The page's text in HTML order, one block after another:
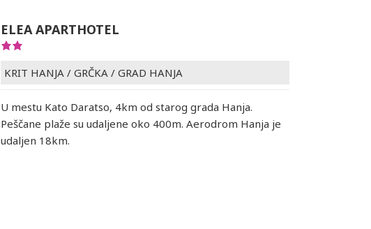
ELEA APARTHOTEL
KRIT HANJA / GRČKA / GRAD HANJA
U mestu Kato Daratso, 4km od starog grada Hanja.
Peščane plaže su udaljene oko 400m. Aerodrom Hanja je
udaljen 18km.